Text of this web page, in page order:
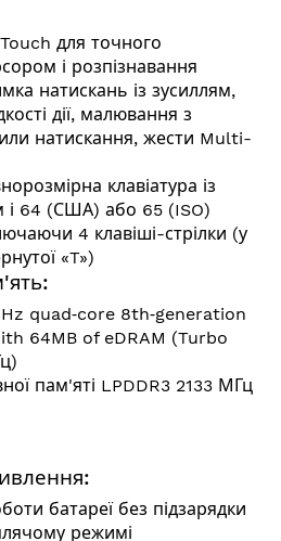
для точного
і розпізнавання
натискань із зусиллям,
дії, малювання з
натискання, жести Multi-
клавіатура із
і 64 (США) або 65 (ISO)
4 клавіші-стрілки (у
«T»)
quad‑core 8th‑generation
64MB of eDRAM (Turbo
пам'яті LPDDR3 2133 МГц
батареї без підзарядки
режимі